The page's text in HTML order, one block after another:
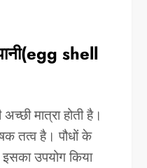
shell
मात्रा होती है।
तत्व है। पौधों के
उपयोग किया